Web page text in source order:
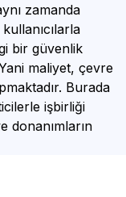
zamanda
bir güvenlik
maliyet, çevre
Burada
işbirliği
donanımların